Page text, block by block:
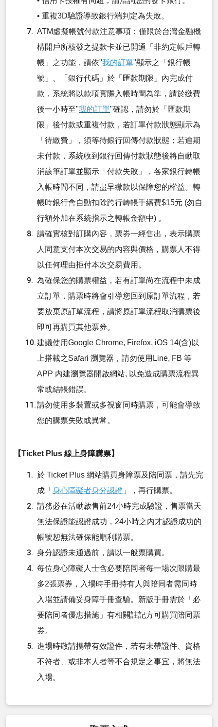
• 重複3D驗證導致銀行端判定為失敗。
ATM虛擬帳號付款注意事項：僅限於台灣金融機
構開戶所核發之提款卡並已開通「非約定帳戶轉
帳」之功能，請依"我的訂單"顯示之「銀行帳
號」、「銀行代碼」於「匯款期限」內完成付
款，系統將以款項實際入帳時間為準，請於繳費
後一小時至"我的訂單"確認，請勿於「匯款期
限」後付款或重複付款，若訂單付款狀態顯示為
「待繳費」，須等待銀行回傳付款狀態；若逾期
未付款，系統收到銀行回傳付款狀態後將自動取
消該筆訂單並顯示「付款失敗」，各家銀行轉帳
入帳時間不同，請盡早繳款以保障您的權益。轉
帳時銀行會自動扣除跨行轉帳手續費$15元 (勿自
行額外加在系統指示之轉帳金額中) 。
請確實核對訂購內容，票劵一經售出，表示購票
人同意支付本次交易的內容與價格，購票人不得
以任何理由拒付本次交易費用。
為確保您的購票權益，若有訂單尚在流程中未成
立訂單，購票時將會引導您回到原訂單流程，若
要放棄原訂單流程，請將原訂單流程取消購票後
即可再購買其他票券。
建議使用Google Chrome, Firefox, iOS 14(含)以
上搭載之Safari 瀏覽器，請勿使用Line, FB 等
APP 內建瀏覽器開啟網站, 以免造成購票流程異
常或結帳錯誤。
請勿使用多裝置或多視窗同時購票，可能會導致
您的購票失敗或異常。
【Ticket Plus 線上身障購票】
於 Ticket Plus 網站購買身障票及陪同票，請先完
成「 身心障礙者身分認證 」，再行購票。
請務必在活動啟售前24小時完成驗證，售票當天
無法保證能認證成功，24小時之內才認證成功的
帳號恕無法確保能順利購票。
身分認證未通過前，請以一般票購買。
每位身心障礙人士含必要陪同者每一場次限購最
多2張票券，入場時手冊持有人與陪同者需同時
入場並請備妥身障手冊查驗。新版手冊需於「必
要陪同者優惠措施」有相關註記方可購買陪同票
券。
進場時敬請攜帶有效證件，若有未帶證件、資格
不符者、或非本人者等不合規定之事宜，將無法
入場。